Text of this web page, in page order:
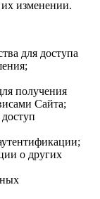
изменении.
для доступа
получения
Сайта;
о других